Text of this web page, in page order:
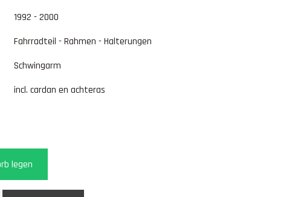
1992 - 2000
Fahrradteil - Rahmen - Halterungen
Schwingarm
incl. cardan en achteras
legen